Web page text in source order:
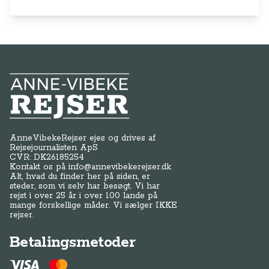
Anne-Vibeke Rejser
AnneVibekeRejser ejes og drives af
Rejsejournalisten ApS
CVR: DK26185254
Kontakt os påinfo@annevibekerejser.dk
Alt, hvad du finder her på siden, er
steder, som vi selv har besøgt. Vi har
rejst i over 25 år i over 100 lande på
mange forskellige måder. Vi sælger IKKE
rejser.
Betalingsmetoder